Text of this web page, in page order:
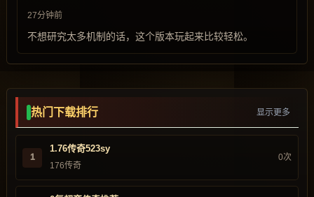
27分钟前
不想研究太多机制的话，这个版本玩起来比较轻松。
热门下载排行 显示更多
1
1.76传奇523sy
176传奇
0次